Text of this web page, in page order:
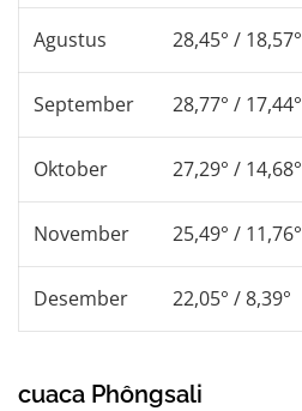
Agustus 28,45° / 18,57°
September 28,77° / 17,44°
Oktober 27,29° / 14,68°
November 25,49° / 11,76°
Desember 22,05° / 8,39°
cuaca Phôngsali